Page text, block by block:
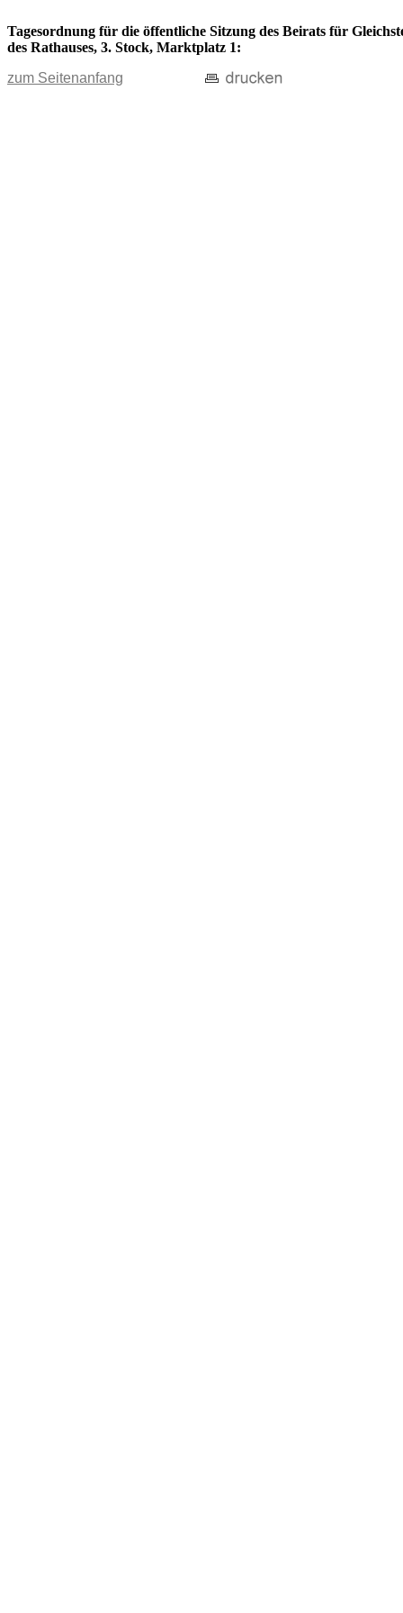
Tagesordnung für die öffentliche Sitzung des Beirats für
des Rathauses, 3. Stock, Marktplatz 1:
zum Seitenanfang